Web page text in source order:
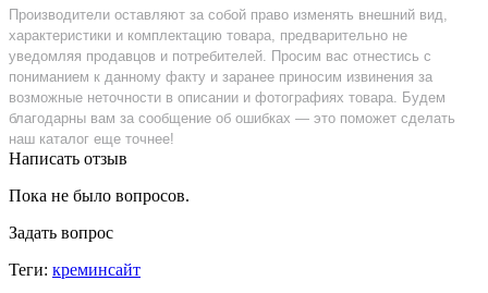
Производители оставляют за собой право изменять внешний вид,
характеристики и комплектацию товара, предварительно не
уведомляя продавцов и потребителей. Просим вас отнестись с
пониманием к данному факту и заранее приносим извинения за
возможные неточности в описании и фотографиях товара. Будем
благодарны вам за сообщение об ошибках — это поможет сделать
наш каталог еще точнее!
Написать отзыв
Пока не было вопросов.
Задать вопрос
Теги: креминсайт